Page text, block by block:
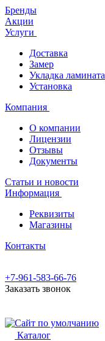
Бренды
Акции
Услуги
Доставка
Замер
Укладка ламината
Установка
Компания
О компании
Лицензии
Отзывы
Документы
Статьи и новости
Информация
Реквизиты
Магазины
Контакты
+7-961-583-66-76
Заказать звонок
Каталог